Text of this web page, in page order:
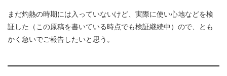
まだ灼熱の時期には入っていないけど、実際に使い心地などを検
証した（この原稿を書いている時点でも検証継続中）ので、とも
かく急いでご報告したいと思う。